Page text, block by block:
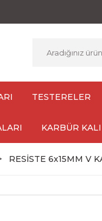
TESTERELER
KARBÜR
RESİSTE 6x15MM V